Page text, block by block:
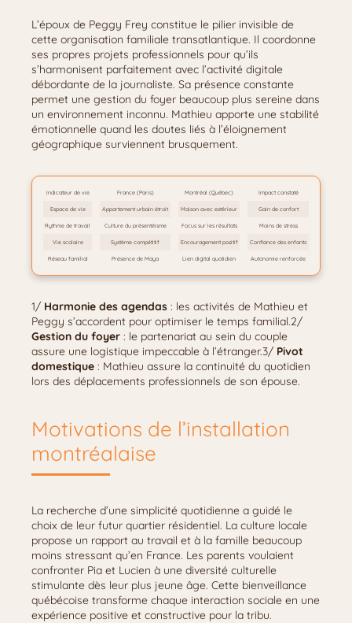
L’époux de Peggy Frey constitue le pilier invisible de
cette organisation familiale transatlantique. Il coordonne
ses propres projets professionnels pour qu’ils
s’harmonisent parfaitement avec l’activité digitale
débordante de la journaliste. Sa présence constante
permet une gestion du foyer beaucoup plus sereine dans
un environnement inconnu. Mathieu apporte une stabilité
émotionnelle quand les doutes liés à l’éloignement
géographique surviennent brusquement.
Indicateur de vie France (Paris) Montréal (Québec) Impact constaté
Espace de vie Appartement urbain étroit Maison avec extérieur Gain de confort
Rythme de travail Culture du présentéisme Focus sur les résultats Moins de stress
Vie scolaire Système compétitif Encouragement positif Confiance des enfants
Réseau familial Présence de Maya Lien digital quotidien Autonomie renforcée
1/ Harmonie des agendas : les activités de Mathieu et
Peggy s’accordent pour optimiser le temps familial.2/
Gestion du foyer : le partenariat au sein du couple
assure une logistique impeccable à l’étranger.3/ Pivot
domestique : Mathieu assure la continuité du quotidien
lors des déplacements professionnels de son épouse.
Motivations de l’installation
montréalaise
La recherche d’une simplicité quotidienne a guidé le
choix de leur futur quartier résidentiel. La culture locale
propose un rapport au travail et à la famille beaucoup
moins stressant qu’en France. Les parents voulaient
confronter Pia et Lucien à une diversité culturelle
stimulante dès leur plus jeune âge. Cette bienveillance
québécoise transforme chaque interaction sociale en une
expérience positive et constructive pour la tribu.